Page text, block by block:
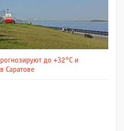
до +32°C и
Саратове